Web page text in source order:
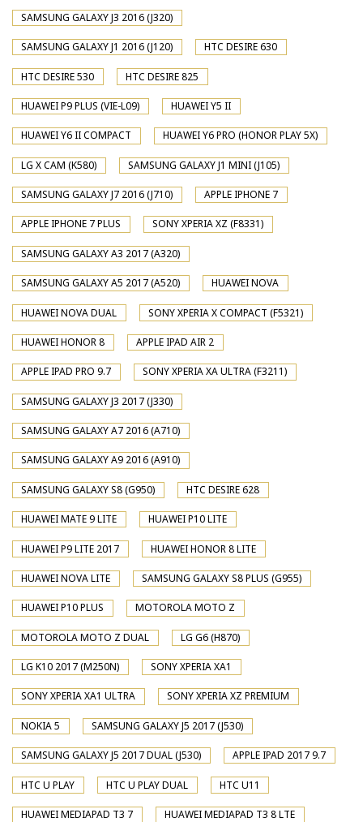
SAMSUNG GALAXY J3 2016 (J320)
SAMSUNG GALAXY J1 2016 (J120) HTC DESIRE 630
HTC DESIRE 530 HTC DESIRE 825
HUAWEI P9 PLUS (VIE-L09) HUAWEI Y5 II
HUAWEI Y6 II COMPACT HUAWEI Y6 PRO (HONOR PLAY 5X)
LG X CAM (K580) SAMSUNG GALAXY J1 MINI (J105)
SAMSUNG GALAXY J7 2016 (J710) APPLE IPHONE 7
APPLE IPHONE 7 PLUS SONY XPERIA XZ (F8331)
SAMSUNG GALAXY A3 2017 (A320)
SAMSUNG GALAXY A5 2017 (A520) HUAWEI NOVA
HUAWEI NOVA DUAL SONY XPERIA X COMPACT (F5321)
HUAWEI HONOR 8 APPLE IPAD AIR 2
APPLE IPAD PRO 9.7 SONY XPERIA XA ULTRA (F3211)
SAMSUNG GALAXY J3 2017 (J330)
SAMSUNG GALAXY A7 2016 (A710)
SAMSUNG GALAXY A9 2016 (A910)
SAMSUNG GALAXY S8 (G950) HTC DESIRE 628
HUAWEI MATE 9 LITE HUAWEI P10 LITE
HUAWEI P9 LITE 2017 HUAWEI HONOR 8 LITE
HUAWEI NOVA LITE SAMSUNG GALAXY S8 PLUS (G955)
HUAWEI P10 PLUS MOTOROLA MOTO Z
MOTOROLA MOTO Z DUAL LG G6 (H870)
LG K10 2017 (M250N) SONY XPERIA XA1
SONY XPERIA XA1 ULTRA SONY XPERIA XZ PREMIUM
NOKIA 5 SAMSUNG GALAXY J5 2017 (J530)
SAMSUNG GALAXY J5 2017 DUAL (J530) APPLE IPAD 2017 9.7
HTC U PLAY HTC U PLAY DUAL HTC U11
HUAWEI MEDIAPAD T3 7 HUAWEI MEDIAPAD T3 8 LTE